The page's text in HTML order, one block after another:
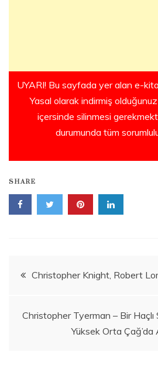
UYARI! Bu sayfada yer alan e-
Yasal olarak indirmiş
içersinde silinmesi
durumunda tüm
SHARE
YazıChristopher Knight, Robert
Christopher Tyerman – Bir Haçlı
Yüksek Orta Çağ’da